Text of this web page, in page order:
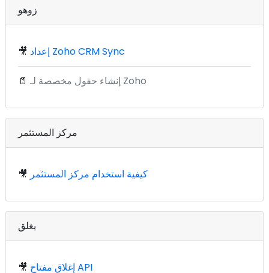
زوهو
🎥 إعداد Zoho CRM Sync
📄 إنشاء حقول مخصصة لـ Zoho
مركز المستثمر
🎥 كيفية استخدام مركز المستثمر
يغلق
🎥 إغلاق مفتاح API